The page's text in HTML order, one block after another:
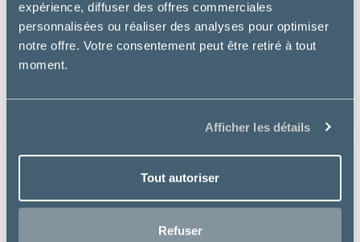
expérience, diffuser des offres commerciales
personnalisées ou réaliser des analyses pour optimiser
notre offre. Votre consentement peut être retiré à tout
moment.
Afficher les détails
Tout autoriser
Refuser
Virbac
ADULT NEUTERED & ENTIRE CAT SAUMON
24.71€